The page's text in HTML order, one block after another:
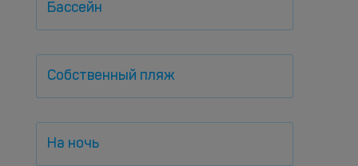
Бассейн
Собственный пляж
На ночь